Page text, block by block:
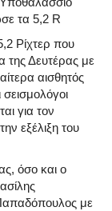
τα 5,2 R
Ρίχτερ που
της Δευτέρας με
αισθητός
για τον
εξέλιξη του
όσο και ο
με